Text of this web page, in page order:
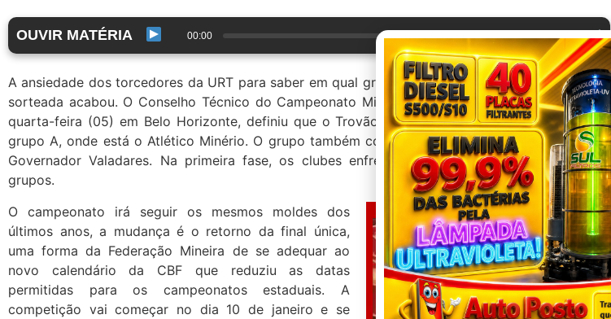
OUVIR MATÉRIA 00:00 --:--
A ansiedade dos torcedores da URT para saber em qual grupo a equipe de Patos de Minas seria
sorteada acabou. O Conselho Técnico do Campeonato Mineiro Módulo I 2026, realizado nesta
quarta-feira (05) em Belo Horizonte, definiu que o Trovão Azul irá disputar a primeira fase no
grupo A, onde está o Atlético Minério. O grupo também conta com Uberlândia e Democrata de
Governador Valadares. Na primeira fase, os clubes enfrentam apenas integrantes de outros
grupos.
O campeonato irá seguir os mesmos moldes dos
últimos anos, a mudança é o retorno da final única,
uma forma da Federação Mineira de se adequar ao
novo calendário da CBF que reduziu as datas
permitidas para os campeonatos estaduais. A
competição vai começar no dia 10 de janeiro e se